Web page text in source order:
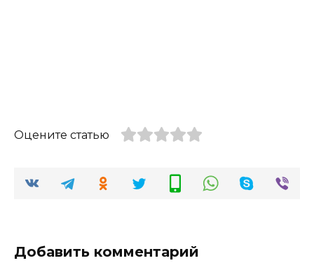
Оцените статью
Добавить комментарий